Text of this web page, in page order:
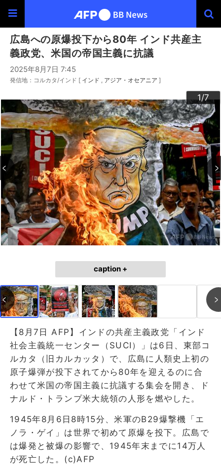
広島への原爆投下から80年 インド共産主
義政党、米国の帝国主義に抗議
2025年8月7日 7:45
発信地：コルカタ/インド [ インド アジア・オセアニア ]
1/7
2/7
3/7
4/7
5/7
6/7
7/7
caption +
【8月7日 AFP】インドの共産主義政党「インド
社会主義統一センター（SUCI）」は6日、東部コ
ルカタ（旧カルカッタ）で、広島に人類史上初の
原子爆弾が投下されてから80年を迎えるのに合
わせて米国の帝国主義に抗議する集会を開き、ド
ナルド・トランプ米大統領の人形を燃やした。
1945年8月6日8時15分、米軍のB29爆撃機「エ
ノラ・ゲイ」は世界で初めて原爆を投下。広島で
は爆発と被爆の影響で、1945年末までに14万人
が死亡した。(c)AFP